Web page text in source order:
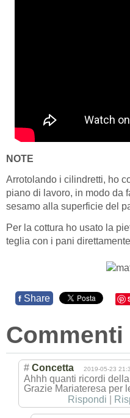
NOTE
Arrotolando i cilindretti, ho
piano di lavoro, in modo da
sesamo alla superficie del
Per la cottura ho usato la
teglia con i pani
f Share
Commenti
# Concetta 2019-05-23
Ahhh quanti ricordi
Grazie Mariateresa per
Rispondi